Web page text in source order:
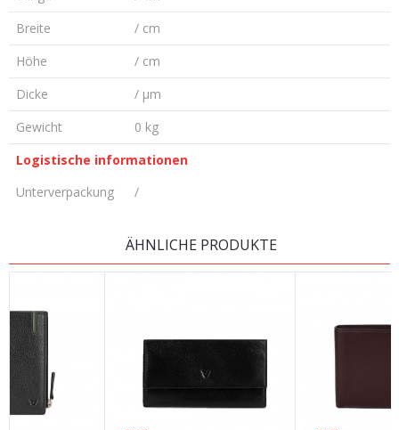
Breite
/ cm
Höhe
/ cm
Dicke
/ µm
Gewicht
0 kg
Logistische informationen
Unterverpackung
/
E-Mail
Nachricht
ÄHNLICHE PRODUKTE